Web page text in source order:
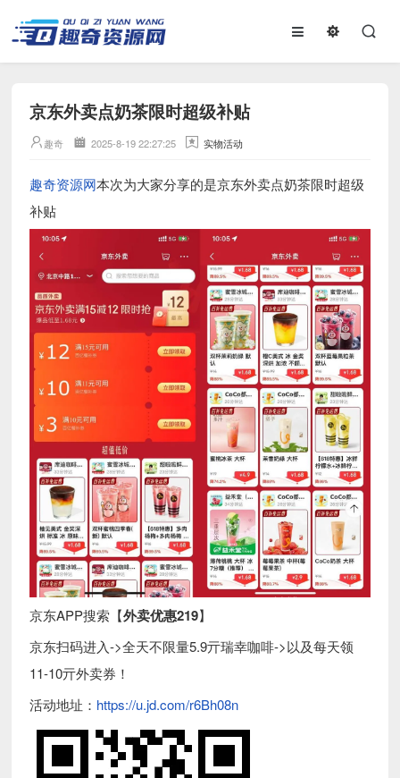
京东外卖点奶茶限时超级补贴
趣奇 2025-8-19 22:27:25 实物活动
趣奇资源网本次为大家分享的是京东外卖点奶茶限时超级
补贴
京东APP搜索【外卖优惠219】
京东扫码进入->全天不限量5.9亓瑞幸咖啡->以及每天领
11-10亓外卖券！
活动地址： https://u.jd.com/r6Bh08n